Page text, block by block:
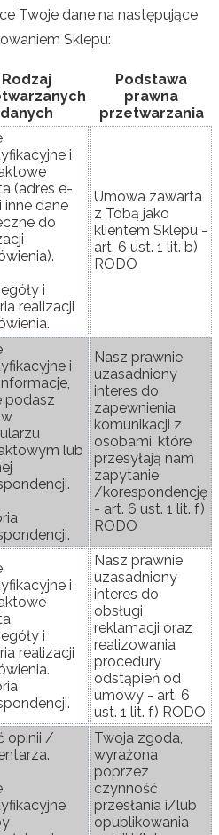
Twoje dane na następujące
Sklepu:
Rodzaj
danych
Podstawa
prawna
przetwarzania
i
(adres e-
inne dane
do
i
realizacji
Umowa zawarta
z Tobą jako
klientem Sklepu -
art. 6 ust. 1 lit. b)
RODO
i
podasz
lub
Nasz prawnie
uzasadniony
interes do
zapewnienia
komunikacji z
osobami, które
przesyłają nam
zapytanie
/korespondencję
- art. 6 ust. 1 lit. f)
RODO
i
i
realizacji
Nasz prawnie
uzasadniony
interes do
obsługi
reklamacji oraz
realizowania
procedury
odstąpień od
umowy - art. 6
ust. 1 lit. f) RODO
opinii /
Twoja zgoda,
wyrażona
poprzez
czynność
przesłania i/lub
opublikowania